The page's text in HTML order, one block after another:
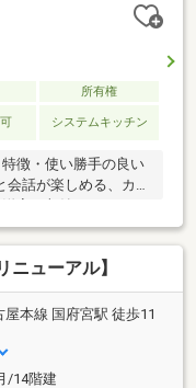
所有権
システムキッチン
徴・使い勝手の良い
話が楽しめる、カウ
10.5平米)有・2021年
式駐車場1台承継要
・宅配ボックス・エ
ッピングセンター
580m)・スーパー
690m)■ ご希望の住
・・・物件の詳
せください。
ューアル】
屋本線 国府宮駅 徒歩11
/14階建